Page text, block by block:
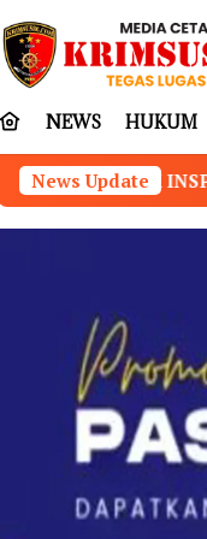
NEWS HUKUM
News Update